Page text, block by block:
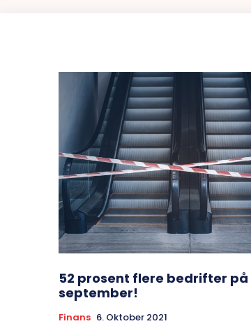
52 prosent flere bedrifter på
september!
Finans 6. Oktober 2021